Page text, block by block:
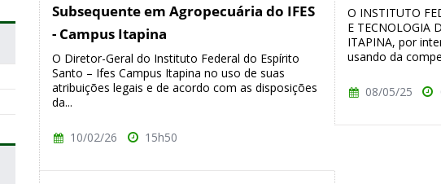
Subsequente em Agropecuária do IFES
- Campus Itapina
O Diretor-Geral do Instituto Federal do Espírito
Santo – Ifes Campus Itapina no uso de suas
atribuições legais e de acordo com as disposições
da...
10/02/26 15h50
O INSTITUTO
E TECNOLOGIA
ITAPINA, por
usando da
08/05/25